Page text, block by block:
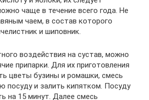
чаще в течение всего года. Не
чаем, в состав которого
и шиповник.
воздействия на сустав, можно
припарки. Для их приготовления
цветы бузины и ромашки, смесь
посуду и залить кипятком. Посуду
на 15 минут. Далее смесь